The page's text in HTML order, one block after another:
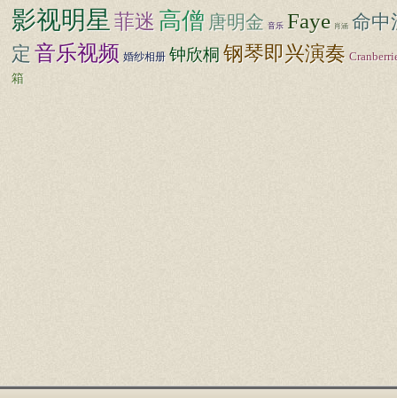
影视明星 菲迷 高僧 唐明金 音乐 Faye 肖涵 命中
定 音乐视频 婚纱相册 钟欣桐 钢琴即兴演奏
箱